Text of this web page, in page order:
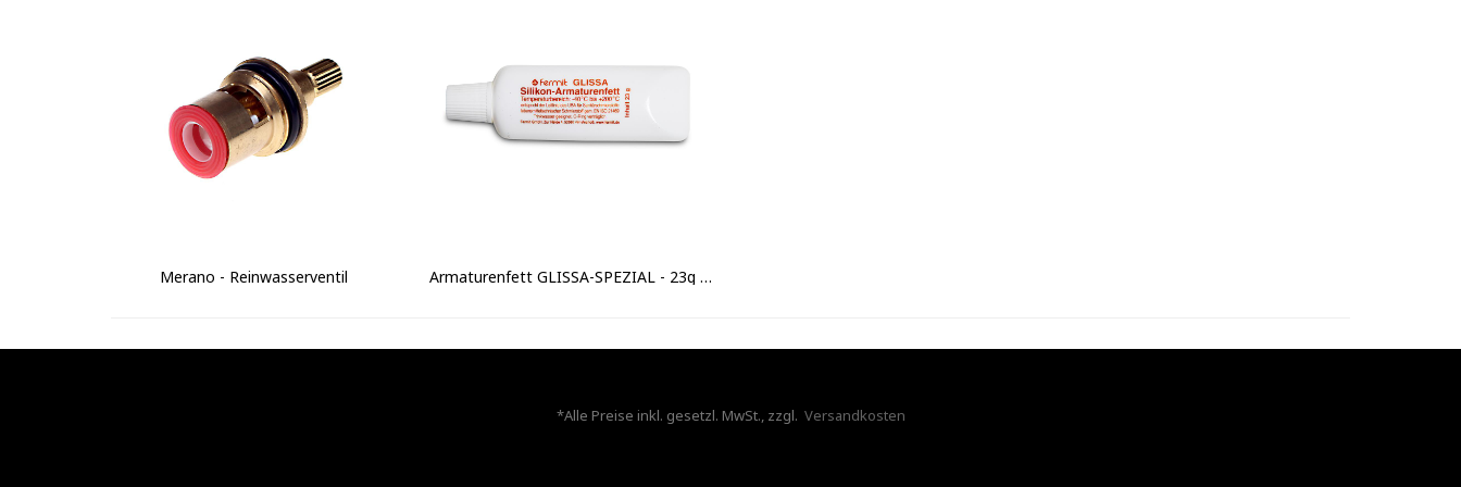
Merano - Reinwasserventil Armaturenfett GLISSA-SPEZIAL - 23g Tube
*Alle Preise inkl. gesetzl. MwSt., zzgl. Versandkosten